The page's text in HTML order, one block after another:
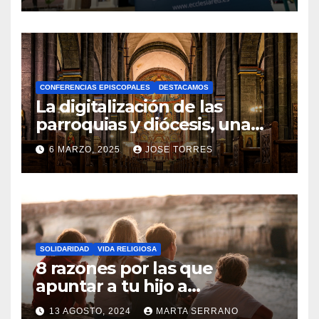
N
O
H
A
Y
C
O
M
N
T
A
R
I
O
CONFERENCIAS EPISCOPALES DESTACAMOS
La digitalización de las
parroquias y diócesis, una
realidad ya para el futuro de
la Iglesia
6 MARZO, 2025 JOSE TORRES
N
O
H
A
Y
SOLIDARIDAD VIDA RELIGIOSA
8 razones por las que
apuntar a tu hijo a
Catequesis
13 AGOSTO, 2024 MARTA SERRANO